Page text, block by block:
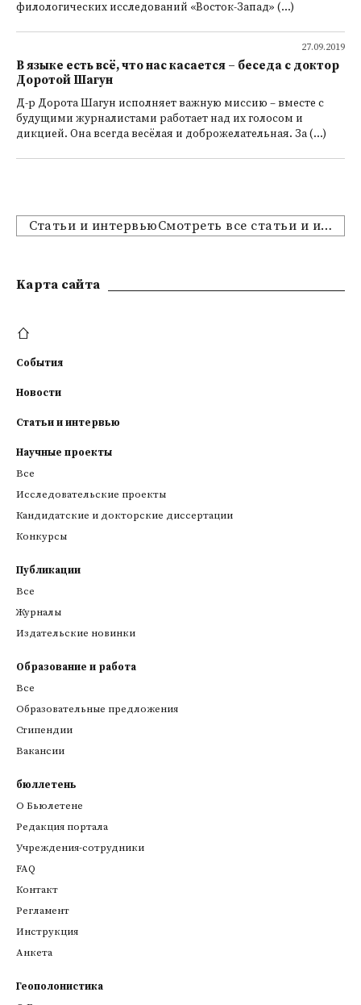
филологических исследований «Восток-Запад» (...)
27.09.2019
В языке есть всё, что нас касается – беседа с доктор
Доротой Шагун
Д-р Дорота Шагун исполняет важную миссию – вместе с
будущими журналистами работает над их голосом и
дикцией. Она всегда весёлая и доброжелательная. За (...)
Статьи и интервьюСмотреть все статьи и интервью
Kарта сайта
События
Новости
Статьи и интервью
Научные проекты
Все
Исследовательские проекты
Кандидатские и докторские диссертации
Конкурсы
Публикации
Все
Журналы
Издательские новинки
Образование и работа
Все
Образовательные предложения
Стипендии
Вакансии
бюллетень
О Бьюлетене
Редакция портала
Учреждения-сотрудники
FAQ
Контакт
Регламент
Инструкция
Анкета
Геополонистика